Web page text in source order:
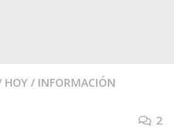
HOY / INFORMACIÓN
2